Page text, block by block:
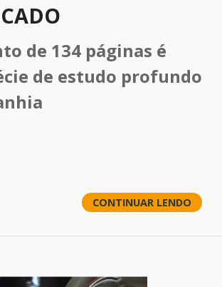
de 134 páginas é
de estudo profundo
CONTINUAR LENDO